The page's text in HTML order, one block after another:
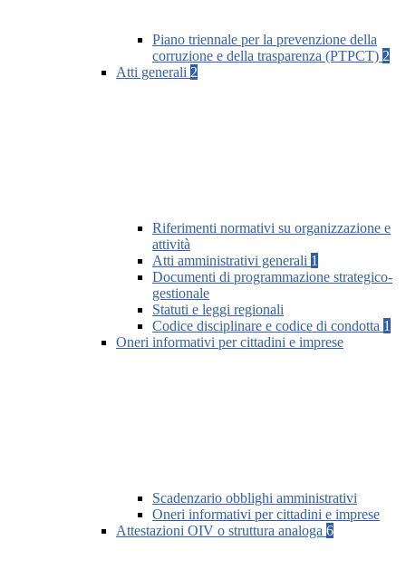
Piano triennale per la prevenzione della
corruzione e della trasparenza (PTPCT) 2
Atti generali 2
Riferimenti normativi su organizzazione e
attività
Atti amministrativi generali 1
Documenti di programmazione strategico-
gestionale
Statuti e leggi regionali
Codice disciplinare e codice di condotta 1
Oneri informativi per cittadini e imprese
Scadenzario obblighi amministrativi
Oneri informativi per cittadini e imprese
Attestazioni OIV o struttura analoga 6